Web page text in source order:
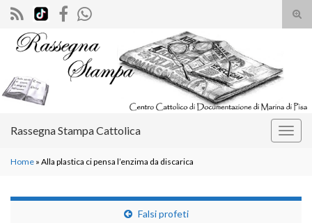
il
Search for:
Rassegna Stampa Cattolica
Home » Alla plastica ci pensa l’enzima da discarica
Falsi profeti